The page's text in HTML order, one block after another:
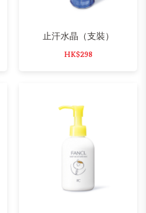
止汗水晶（支裝）
HK$298